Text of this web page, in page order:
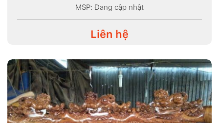
MSP: Đang cập nhật
Liên hệ